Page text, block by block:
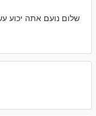
שלום נועם אתה יכוע